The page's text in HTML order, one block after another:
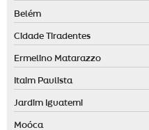
Belém
Cidade Tiradentes
Ermelino Matarazzo
Itaim Paulista
Jardim Iguatemi
Moóca